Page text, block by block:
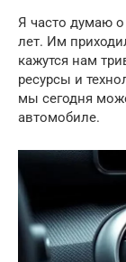
Я часто думаю
лет. Им
кажутся нам
ресурсы и
мы сегодня
автомобиле.